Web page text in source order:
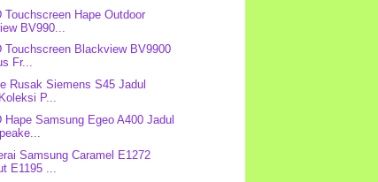
Touchscreen Hape Outdoor
BV990...
Touchscreen Blackview BV9900
Fr...
Rusak Siemens S45 Jadul
P...
Hape Samsung Egeo A400 Jadul
Samsung Caramel E1272
E1195 ...